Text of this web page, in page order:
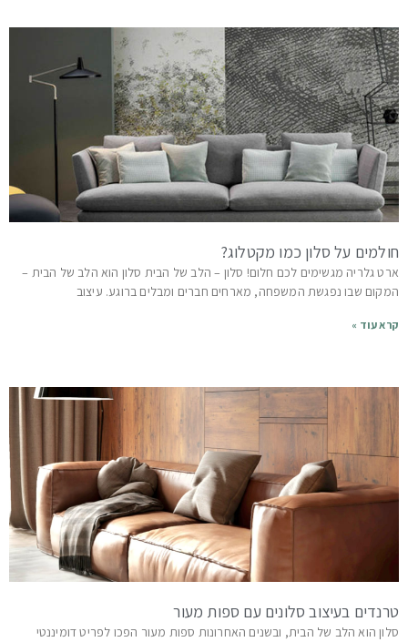
חולמים על סלון כמו מקטלוג?
ארט גלריה מגשימים לכם חלום! סלון – הלב של הבית סלון הוא הלב של הבית –
המקום שבו נפגשת המשפחה, מארחים חברים ומבלים ברוגע. עיצוב
קרא עוד »
טרנדים בעיצוב סלונים עם ספות מעור
סלון הוא הלב של הבית, ובשנים האחרונות ספות מעור הפכו לפריט דומיננטי